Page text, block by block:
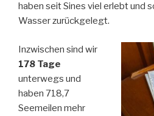
haben seit Sines viel erlebt und
Wasser zurückgelegt.
Inzwischen sind wir
178 Tage
unterwegs und
haben 718,7
Seemeilen mehr